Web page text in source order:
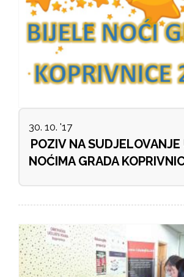
30. 10. '17
POZIV NA
NOĆIMA GRADA